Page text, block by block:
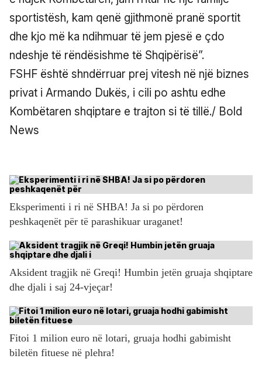
sportistësh, kam qenë gjithmonë pranë sportit
dhe kjo më ka ndihmuar të jem pjesë e çdo
ndeshje të rëndësishme të Shqipërisë”.
FSHF është shndërruar prej vitesh në një biznes
privat i Armando Dukës, i cili po ashtu edhe
Kombëtaren shqiptare e trajton si të tillë./ Bold
News
Eksperimenti i ri në SHBA! Ja si po përdoren
peshkaqenët për të parashikuar uraganet!
Aksident tragjik në Greqi! Humbin jetën gruaja shqiptare
dhe djali i saj 24-vjeçar!
Fitoi 1 milion euro në lotari, gruaja hodhi gabimisht
biletën fituese në plehra!